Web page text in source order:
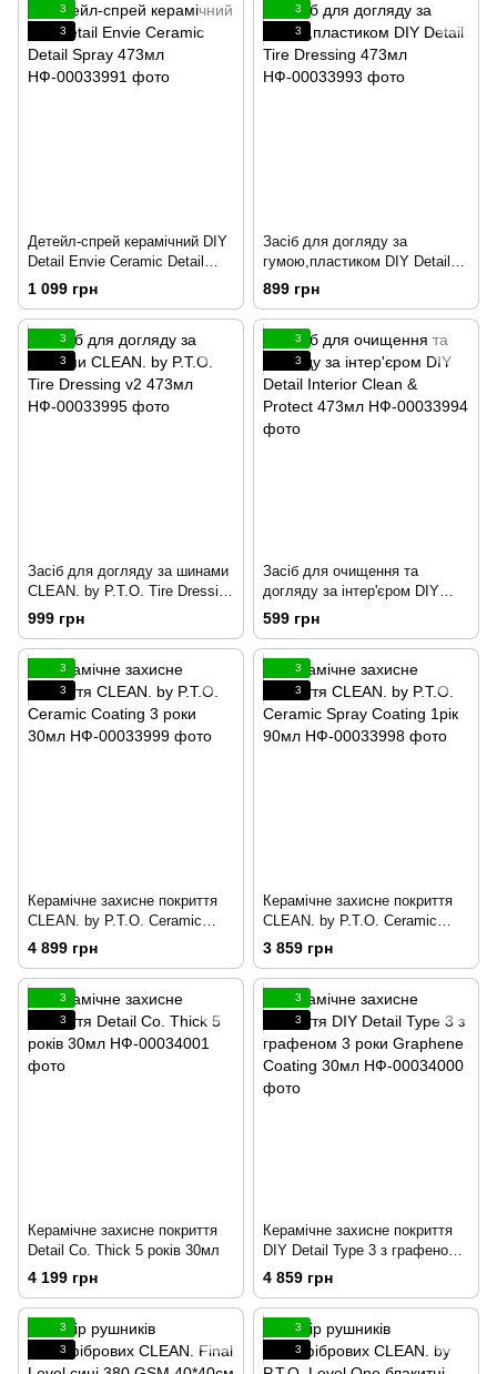
3
3
Детейл-спрей керамічний DIY
Detail Envie Ceramic Detail
Spray 473мл
1 099 грн
3
3
Засіб для догляду за
гумою,пластиком DIY Detail
Tire Dressing 473мл
899 грн
3
3
Засіб для догляду за шинами
CLEAN. by P.T.O. Tire Dressing
v2 473мл
999 грн
3
3
Засіб для очищення та
догляду за інтер'єром DIY
Detail Interior Clean & Protect
473мл
599 грн
3
3
Керамічне захисне покриття
CLEAN. by P.T.O. Ceramic
Coating 3 роки 30мл
4 899 грн
3
3
Керамічне захисне покриття
CLEAN. by P.T.O. Ceramic
Spray Coating 1рік 90мл
3 859 грн
3
3
Керамічне захисне покриття
Detail Co. Thick 5 років 30мл
4 199 грн
3
3
Керамічне захисне покриття
DIY Detail Type 3 з графеном
3 роки Graphene Coating 30мл
4 859 грн
3
3
3
3